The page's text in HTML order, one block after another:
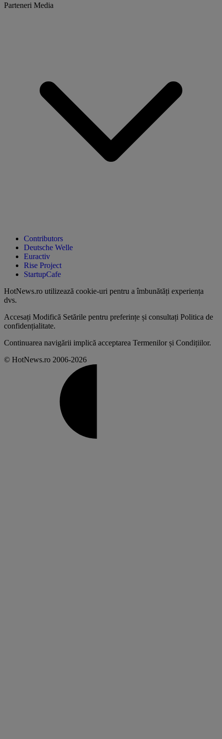
Parteneri Media
Contributors
Deutsche Welle
Euractiv
Rise Project
StartupCafe
HotNews.ro utilizează cookie-uri pentru a îmbunătăți experiența
dvs.
Accesați Modifică Setările pentru preferințe și consultați Politica de
confidențialitate.
Continuarea navigării implică acceptarea Termenilor și Condițiilor.
© HotNews.ro 2006-2026